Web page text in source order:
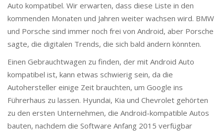
Auto kompatibel. Wir erwarten, dass diese Liste in den
kommenden Monaten und Jahren weiter wachsen wird. BMW
und Porsche sind immer noch frei von Android, aber Porsche
sagte, die digitalen Trends, die sich bald ändern könnten.
Einen Gebrauchtwagen zu finden, der mit Android Auto
kompatibel ist, kann etwas schwierig sein, da die
Autohersteller einige Zeit brauchten, um Google ins
Führerhaus zu lassen. Hyundai, Kia und Chevrolet gehörten
zu den ersten Unternehmen, die Android-kompatible Autos
bauten, nachdem die Software Anfang 2015 verfügbar